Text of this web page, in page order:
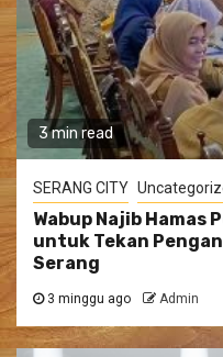
3 min read
SERANG CITY
Wabup Najib Hamas
untuk Tekan
Serang
3 minggu ago Admin